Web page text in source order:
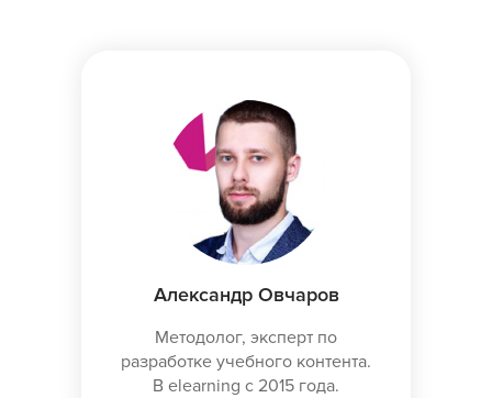
Александр Овчаров
Методолог, эксперт по
разработке учебного контента.
В elearning с 2015 года.